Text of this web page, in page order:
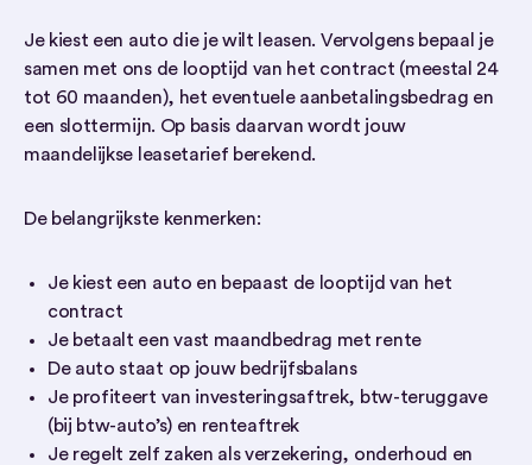
Je kiest een auto die je wilt leasen. Vervolgens bepaal je
samen met ons de looptijd van het contract (meestal 24
tot 60 maanden), het eventuele aanbetalingsbedrag en
een slottermijn. Op basis daarvan wordt jouw
maandelijkse leasetarief berekend.
De belangrijkste kenmerken:
Je kiest een auto en bepaast de looptijd van het
contract
Je betaalt een vast maandbedrag met rente
De auto staat op jouw bedrijfsbalans
Je profiteert van investeringsaftrek, btw-teruggave
(bij btw-auto’s) en renteaftrek
Je regelt zelf zaken als verzekering, onderhoud en